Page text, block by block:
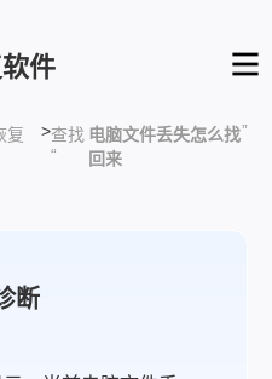
件
复
>查找
“
电脑文件丢失怎么找
回来
”
断